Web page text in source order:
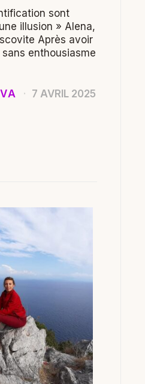
sont
illusion » Alena,
Après avoir
enthousiasme
7 AVRIL 2025